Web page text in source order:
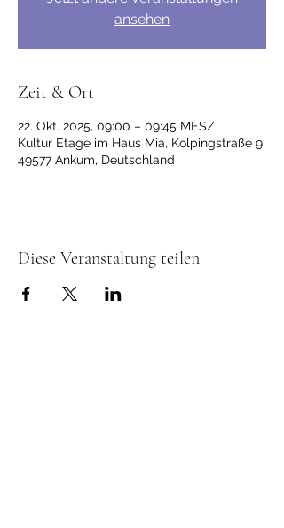
ansehen
Zeit & Ort
22. Okt. 2025, 09:00 – 09:45 MESZ
Kultur Etage im Haus Mia, Kolpingstraße 9,
49577 Ankum, Deutschland
Diese Veranstaltung teilen